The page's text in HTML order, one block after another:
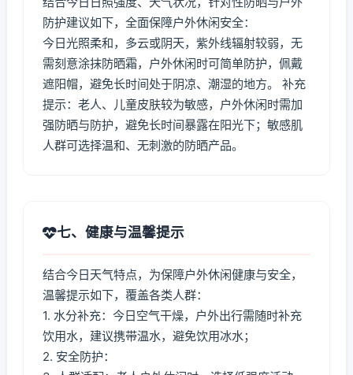
防护建议如下，全面保障户外休闲安全：
今日光照柔和，多云或阴天，紫外线辐射较弱，无
需刻意涂抹防晒霜，户外休闲时可简单防护，佩戴
遮阳帽，避免长时间处于阴凉、潮湿的地方。 补充
提示：老人、儿童皮肤较为敏感，户外休闲时需加
强防晒与防护，避免长时间暴露在阳光下；敏感肌
人群可选择温和、无刺激的防晒产品。
七、健康与温馨提示
结合今日天气特点，为保障户外休闲健康与安全，
温馨提示如下，覆盖各类人群：
1. 水分补充：今日空气干燥，户外出行需随时补充
饮用水，建议携带温水，避免饮用冰水；
2. 安全防护：